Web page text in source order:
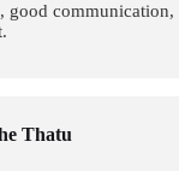
good
Thatu